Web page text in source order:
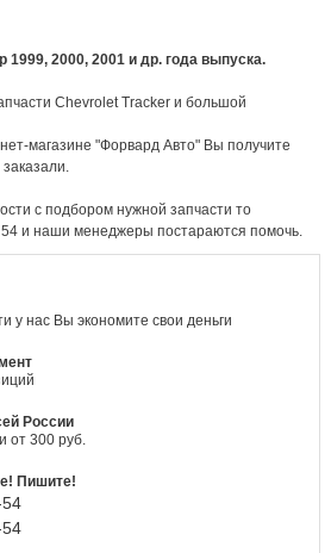
2000, 2001 и др. года выпуска.
Chevrolet Tracker и большой
магазине "Форвард Авто" Вы получите
с подбором нужной запчасти то
и наши менеджеры постараются помочь.
у нас Вы экономите свои деньги
России
от 300 руб.
Пишите!
54
54